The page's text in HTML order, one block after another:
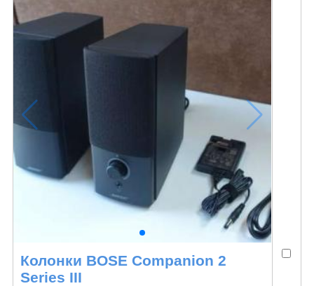
Колонки BOSE Companion 2
Series III